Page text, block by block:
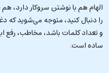
الهام هم با نوشتن سروکار دارد، هم
را دنبال کنید، متوجه می‌شوید
و تعداد کلمات باشد، مخاطب، رفع
ساده است.